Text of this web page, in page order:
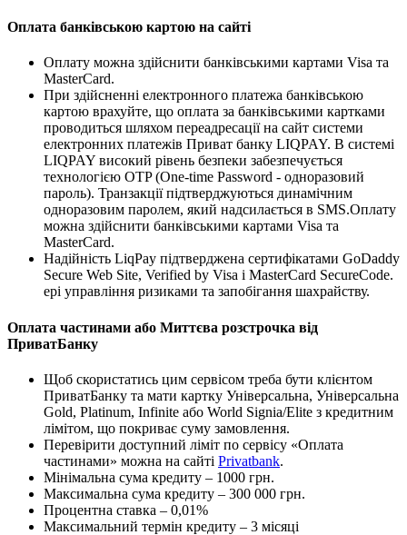
Оплата банківською картою на сайті
Оплату можна здійснити банківськими картами Visa та
MasterCard.
При здійсненні електронного платежа банківською
картою врахуйте, що оплата за банківськими картками
проводиться шляхом переадресації на сайт системи
електронних платежів Приват банку LIQPAY. В системі
LIQPAY високий рівень безпеки забезпечується
технологією OTP (One-time Password - одноразовий
пароль). Транзакції підтверджуються динамічним
одноразовим паролем, який надсилається в SMS.Оплату
можна здійснити банківськими картами Visa та
MasterCard.
Надійність LiqPay підтверджена сертифікатами GoDaddy
Secure Web Site, Verified by Visa і MasterCard SecureCode.
ері управління ризиками та запобігання шахрайству.
Оплата частинами або Миттєва розстрочка від
ПриватБанку
Щоб скористатись цим сервісом треба бути клієнтом
ПриватБанку та мати картку Універсальна, Універсальна
Gold, Platinum, Infinite або World Signia/Elite з кредитним
лімітом, що покриває суму замовлення.
Перевірити доступний ліміт по сервісу «Оплата
частинами» можна на сайті Privatbank.
Мінімальна сума кредиту – 1000 грн.
Максимальна сума кредиту – 300 000 грн.
Процентна ставка – 0,01%
Максимальний термін кредиту – 3 місяці